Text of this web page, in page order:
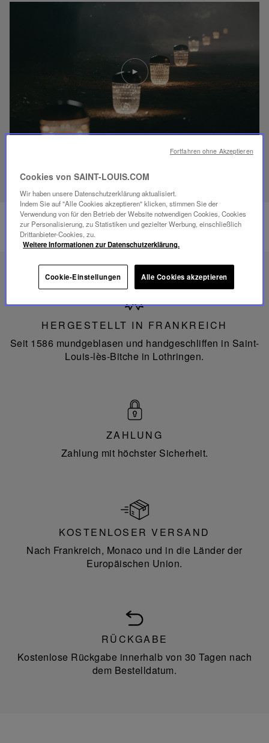
Video
abspielen
YouTube-
Video,
Folia
Mini-
Portable-
Lampe
Hergestellt
Frankreich
HERGESTELLT IN FRANKREICH
Seit 1586 mundgeblasen und handgeschliffen in Saint-
Louis-lès-Bitche in Lothringen.
ZAHLUNG
Zahlung mit höchster Sicherheit.
KOSTENLOSER VERSAND
Nach Frankreich, Monaco und in die Länder der
Europäischen Union.
RÜCKGABE
Kostenlose Rückgabe innerhalb von 30 Tagen nach
dem Bestelldatum.
Cookies von SAINT-LOUIS.COM
Wir haben unsere Datenschutzerklärung aktualisiert.
Indem Sie auf "Alle Cookies akzeptieren" klicken, stimmen Sie der
Verwendung von für den Betrieb der Website notwendigen Cookies, Cookies
zur Personalisierung, zu Statistiken und gezielter Werbung, einschließlich
Drittanbieter-Cookies, zu.
Weitere Informationen zur Datenschutzerklärung.
Cookie-Einstellungen Alle Cookies akzeptieren
Fortfahren ohne Akzeptieren